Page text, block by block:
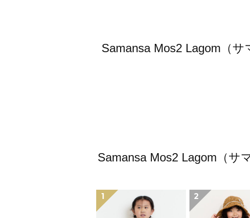
Samansa Mos2 Lagom（
Samansa Mos2 Lagom（
1 2